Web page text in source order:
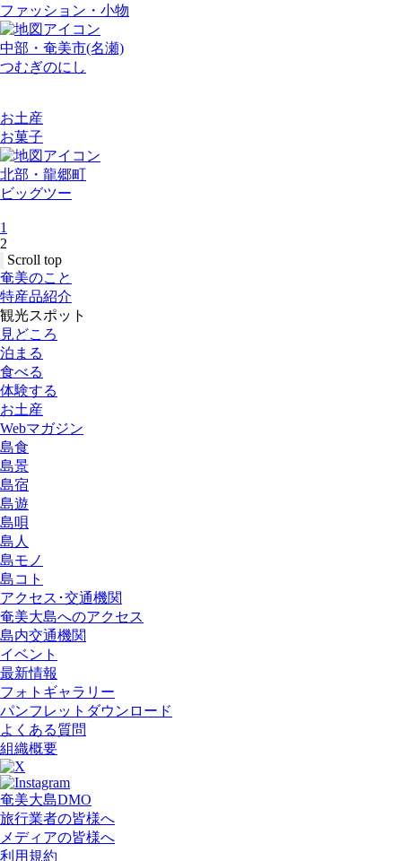
ファッション・小物
中部・奄美市(名瀬)
つむぎのにし
お土産
お菓子
北部・龍郷町
ビッグツー
1
2
Scroll top
奄美のこと
特産品紹介
観光スポット
見どころ
泊まる
食べる
体験する
お土産
Webマガジン
島食
島景
島宿
島遊
島唄
島人
島モノ
島コト
アクセス･交通機関
奄美大島へのアクセス
島内交通機関
イベント
最新情報
フォトギャラリー
パンフレットダウンロード
よくある質問
組織概要
奄美大島DMO
旅行業者の皆様へ
メディアの皆様へ
利用規約